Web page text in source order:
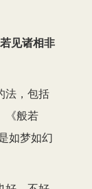
见诸相非
法，包括
《般若
如梦如幻